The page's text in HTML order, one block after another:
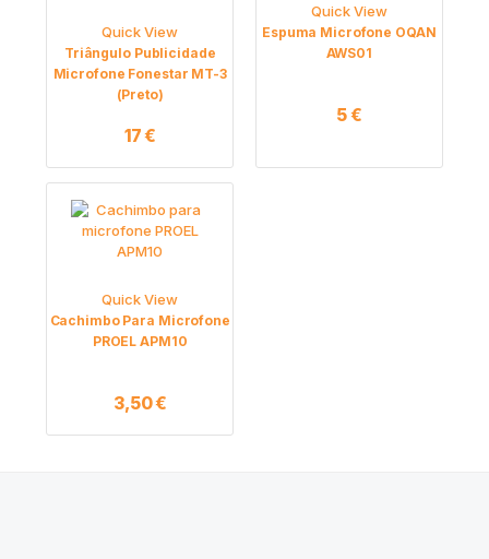
Quick View
Triângulo Publicidade
Microfone Fonestar MT-3
(Preto)
17€
Quick View
Espuma Microfone OQAN
AWS01
5€
Quick View
Cachimbo Para Microfone
PROEL APM10
3,50€